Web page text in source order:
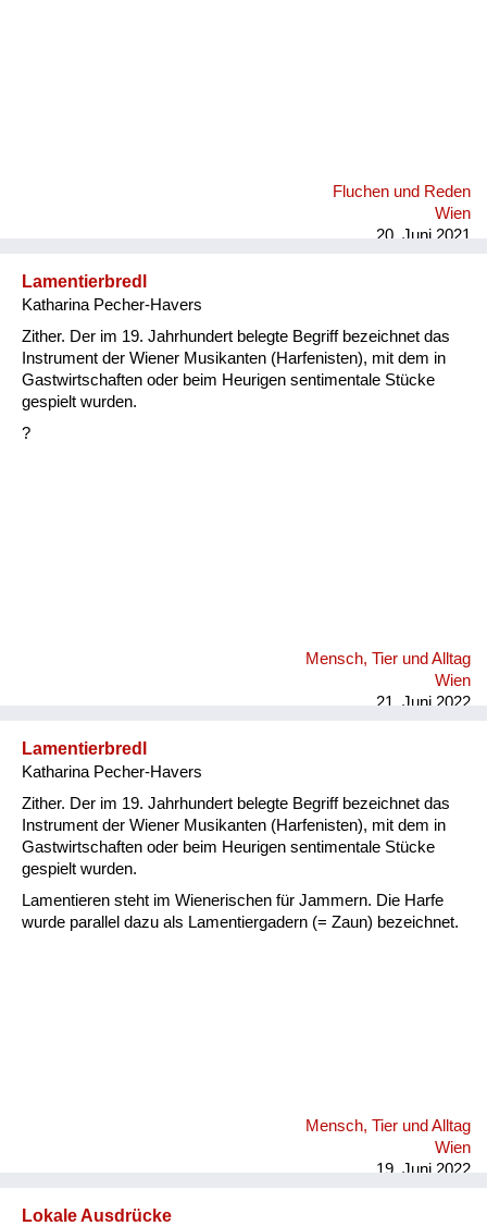
Fluchen und Reden
Wien
20. Juni 2021
Lamentierbredl
Katharina Pecher-Havers
Zither. Der im 19. Jahrhundert belegte Begriff bezeichnet das
Instrument der Wiener Musikanten (Harfenisten), mit dem in
Gastwirtschaften oder beim Heurigen sentimentale Stücke
gespielt wurden.
?
Mensch, Tier und Alltag
Wien
21. Juni 2022
Lamentierbredl
Katharina Pecher-Havers
Zither. Der im 19. Jahrhundert belegte Begriff bezeichnet das
Instrument der Wiener Musikanten (Harfenisten), mit dem in
Gastwirtschaften oder beim Heurigen sentimentale Stücke
gespielt wurden.
Lamentieren steht im Wienerischen für Jammern. Die Harfe
wurde parallel dazu als Lamentiergadern (= Zaun) bezeichnet.
Mensch, Tier und Alltag
Wien
19. Juni 2022
Lokale Ausdrücke